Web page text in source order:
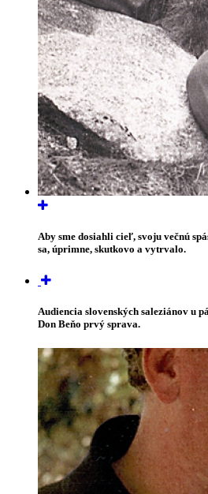
Aby sme dosiahli cieľ, svoju večnú
sa, úprimne, skutkovo a vytrvalo.
Audiencia slovenských saleziánov u
Don Beňo prvý sprava.